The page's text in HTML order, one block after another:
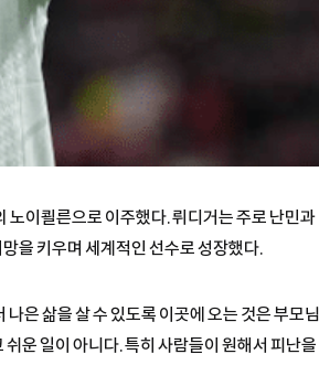
노이쾰른으로 이주했다. 뤼디거는 주로 난민과
을 키우며 세계적인 선수로 성장했다.
은 삶을 살 수 있도록 이곳에 오는 것은 부모님
운 일이 아니다. 특히 사람들이 원해서 피난을